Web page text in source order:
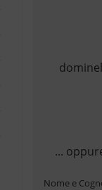
...
Nome e